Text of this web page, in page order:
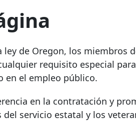
ley de Oregon, los miembros
requisito especial
en el empleo público.
en la contratación y
del servicio estatal y los